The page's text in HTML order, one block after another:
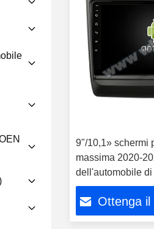
9"/10,1» schermi
massima 2020-
dell'automobile di
MU-X
Ottenga il